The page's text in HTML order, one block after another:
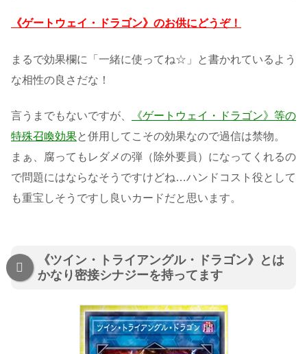
《ゲートウェイ・ドラゴン》のお供にどうぞ！
まるで効果欄に「一緒に使ってね☆」と書かれているよう
な相性の良さだな！
言うまでもないですが、
《ゲートウェイ・ドラゴン》等の
特殊召喚効果と併用してこその効果なので過信は禁物。
まぁ、腐ってもレダメの弾（除外要員）になってくれるの
で問題にはならなそうですけどね…ハンドコスト役として
も重宝しそうですし良いカードだと思います。
《ツイン・トライアングル・ドラゴン》とは
かなり密接シナジーを持ってます